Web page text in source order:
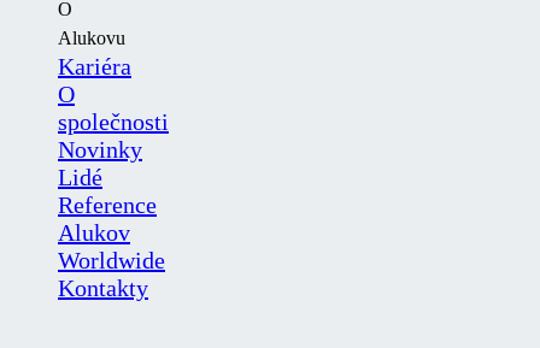
O
Alukovu
Kariéra
O
společnosti
Novinky
Lidé
Reference
Alukov
Worldwide
Kontakty